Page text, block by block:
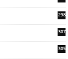
298
307
305